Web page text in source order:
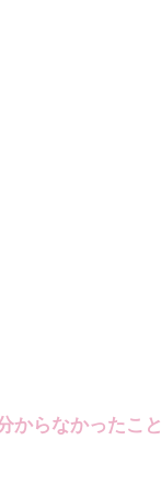
からなかったこ